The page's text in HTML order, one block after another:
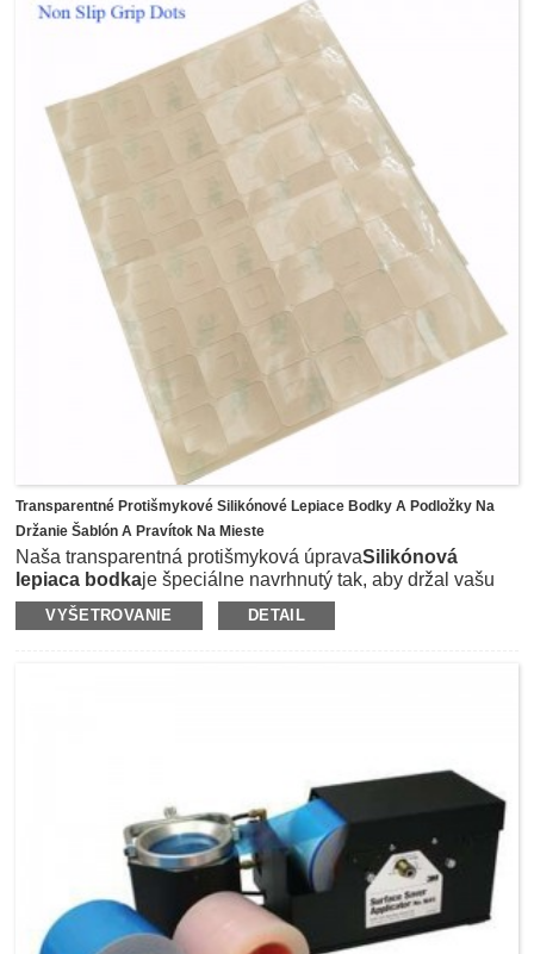
do štvorcového tvaru, okrúhly tvar alebo akékoľvek iné
tvary podľa rôznych aplikácií.Môže byť použitý ako
protišmyková podložka na nábytok, displej, tlačiareň,
domáce spotrebiče atď., Aby boli chránené pred
poškriabaním a pošmyknutím.Okrem toho môžu byť dosky
alebo pásy zo silikónovej gumy použité aj ako tlmiace,
tlmiace a protišmykové funkcie v kovopriemysle a
plastikárskom priemysle, strojárskom priemysle, sklárskom
priemysle a iných výstavných regáloch.Farba môže byť
podľa požiadaviek transparentná alebo v iných farbách,
ako je biela, čierna, modrá, červená, zelená, oranžová atď.
Hrúbka je k dispozícii od 0,2 mm do 6 mm podľa aplikácie
zákazníka.
Transparentné Protišmykové Silikónové Lepiace Bodky A Podložky Na
Držanie Šablón A Pravítok Na Mieste
Naša transparentná protišmyková úpravaSilikónová
lepiaca bodkaje špeciálne navrhnutý tak, aby držal vašu
šablónu alebo pravítko na mieste, aby sa zabránilo
skĺznutiu pri použití rotačnej rezačky, takže rezanie je
a iné povrchy.Použitie je veľmi jednoduché, stačí naniesť
bodky na zadnú stranu pravítok alebo šablón a potom ich
bezo zvyšku odtrhnúť, keď ich už nepotrebujete.
Môžeme vyrezať oba tvary v okrúhlych kotúčoch alebo
štvorcových kusoch na veľkom hárku a jednotlivo ho
zabaliť s prispôsobeným logom, každý veľký hárok
zvyčajne obsahuje 24 ks veľkých bodiek a 24 ks malých
bodiek pre vašu inú aplikáciu.
VYŠETROVANIE DETAIL